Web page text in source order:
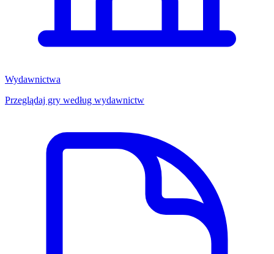
Wydawnictwa
Przeglądaj gry według wydawnictw